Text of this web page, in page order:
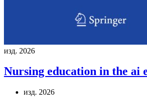
изд. 2026
Nursing education in the ai
изд. 2026